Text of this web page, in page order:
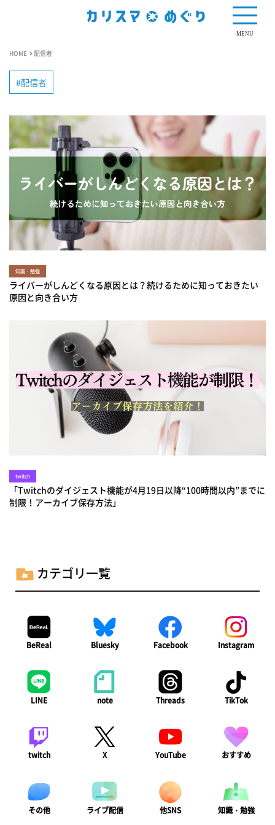
MENU
HOME 配信者
配信者
知識・勉強
ライバーがしんどくなる原因とは？続けるために知っておきたい
原因と向き合い方
twitch
「Twitchのダイジェスト機能が4月19日以降“100時間以内”までに
制限！アーカイブ保存方法」
カテゴリ一覧
BeReal Bluesky Facebook Instagram
LINE note Threads TikTok
twitch X YouTube おすすめ
その他 ライブ配信 他SNS 知識・勉強